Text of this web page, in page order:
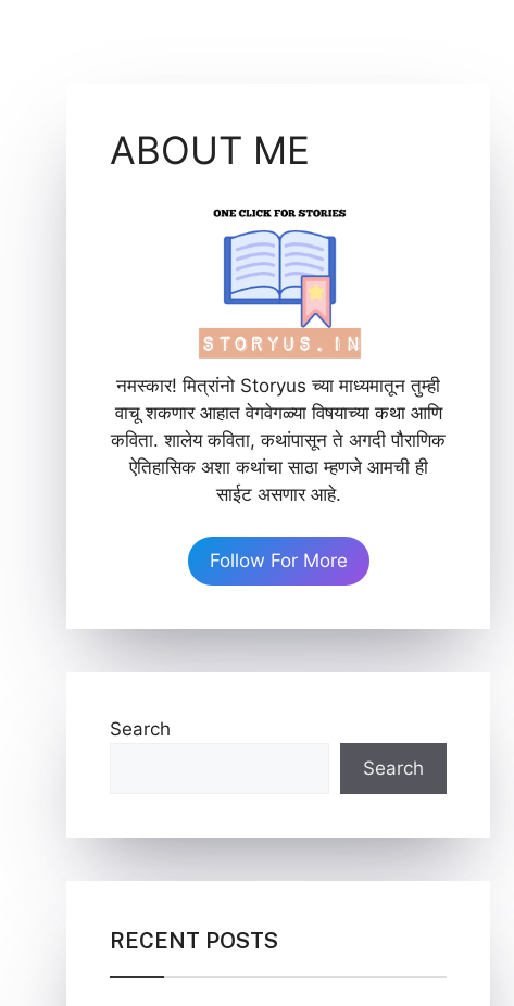
ABOUT ME
नमस्कार! मित्रांनो Storyus च्या माध्यमातून तुम्ही
वाचू शकणार आहात वेगवेगळ्या विषयाच्या कथा आणि
कविता. शालेय कविता, कथांपासून ते अगदी पौराणिक
ऐतिहासिक अशा कथांचा साठा म्हणजे आमची ही
साईट असणार आहे.
Follow For More
Search
Search
RECENT POSTS